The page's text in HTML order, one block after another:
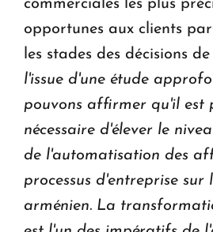
commerciales les plus
opportunes aux clients
les stades des décisions
l'issue d'une étude
pouvons affirmer qu'il est
nécessaire d'élever le
de l'automatisation des
processus d'entreprise sur
arménien. La